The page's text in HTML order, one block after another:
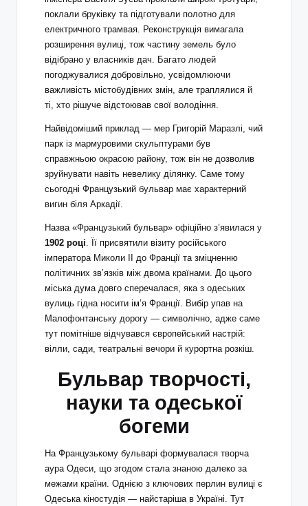
поклали бруківку та підготували полотно для
електричного трамвая. Реконструкція вимагала
розширення вулиці, тож частину земель було
відібрано у власників дач. Багато людей
погоджувалися добровільно, усвідомлюючи
важливість містобудівних змін, але траплялися й
ті, хто рішуче відстоював свої володіння.
Найвідоміший приклад — мер Григорій Маразлі, чий
парк із мармуровими скульптурами був
справжньою окрасою району, тож він не дозволив
зруйнувати навіть невелику ділянку. Саме тому
сьогодні Французький бульвар має характерний
вигин біля Аркадії.
Назва «Французький бульвар» офіційно з’явилася у
1902 році . Її присвятили візиту російського
імператора Миколи II до Франції та зміцненню
політичних зв’язків між двома країнами. До цього
міська дума довго сперечалася, яка з одеських
вулиць гідна носити ім’я Франції. Вибір упав на
Малофонтанську дорогу — символічно, адже саме
тут помітніше відчувався європейський настрій:
вілли, сади, театральні вечори й курортна розкіш.
Бульвар творчості,
науки та одеської
богеми
На Французькому бульварі формувалася творча
аура Одеси, що згодом стала знаною далеко за
межами країни. Однією з ключових перлин вулиці є
Одеська кіностудія — найстаріша в Україні. Тут